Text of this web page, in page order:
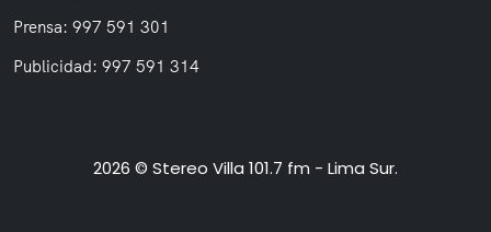
Prensa: 997 591 301
Publicidad: 997 591 314
2026 © Stereo Villa 101.7 fm - Lima Sur.